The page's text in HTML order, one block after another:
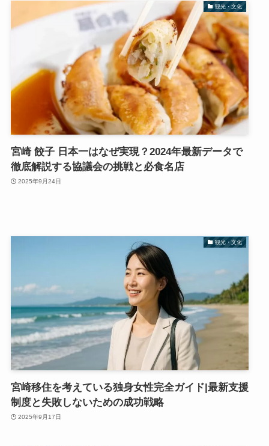
観光・文化
宮崎 餃子 日本一はなぜ実現？2024年最新データで
徹底解説する協議会の挑戦と必食名店
2025年9月24日
観光・文化
宮崎移住を考えている独身女性完全ガイド|最新支援
制度と失敗しないための成功戦略
2025年9月17日